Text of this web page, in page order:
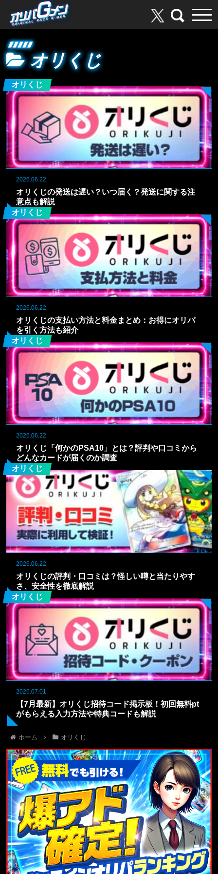
オリくじ
オリくじ
2026.06.22
オリくじの発送は遅い？いつ届く？発送に関する注
意点も解説
オリくじ
2026.06.22
オリくじの支払い方法と料金まとめ：お得にオリパ
を引く方法も紹介
オリくじ
2026.06.22
オリくじ「何かのPSA10」とは？評判や口コミから
どんなカードが届くのか調査
オリくじ
2026.06.22
オリくじの評判・口コミは？怪しい噂と当たりやす
さ、安全性を徹底解説
オリくじ
2026.07.01
【7月最新】オリくじ招待コード掲示板！初回無料pt
がもらえる入力方法や特典コードも解説
ホーム オリくじ